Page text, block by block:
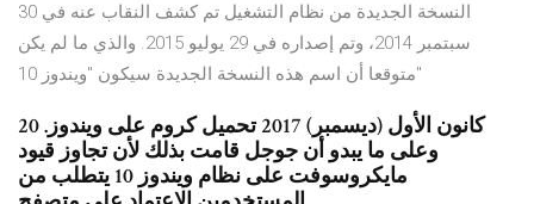
النسخة الجديدة من نظام التشغيل تم كشف النقاب عنه في 30
سبتمبر 2014، وتم إصداره في 29 يوليو 2015. والذي ما لم يكن
متوقعا أن اسم هذه النسخة الجديدة سيكون "ويندوز 10"
20 كانون الأول (ديسمبر) 2017 تحميل كروم على ويندوز.
وعلى ما يبدو أن جوجل قامت بذلك لأن تجاوز قيود
مايكروسوفت على نظام ويندوز 10 يتطلب من